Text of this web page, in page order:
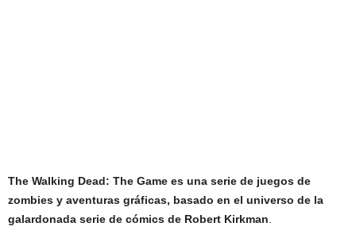
The Walking Dead: The Game es una serie de juegos de
zombies y aventuras gráficas, basado en el universo de la
galardonada serie de cómics de Robert Kirkman